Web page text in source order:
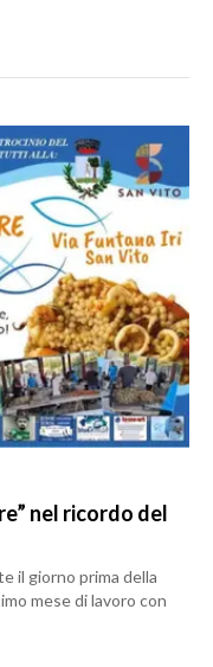
nel ricordo del
il giorno prima della
mese di lavoro con